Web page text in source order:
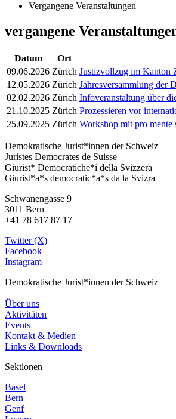
Vergangene Veranstaltungen
vergangene
Datum Ort
09.06.2026 Zürich Justizvollzug im Kanton
12.05.2026 Zürich Jahresversammlung der
02.02.2026 Zürich Infoveranstaltung über
21.10.2025 Zürich Prozessieren vor
25.09.2025 Zürich Workshop mit pro mente
Demokratische Jurist*innen der Schweiz
Juristes Democrates de Suisse
Giurist* Democratiche*i della Svizzera
Giurist*a*s democratic*a*s da la Svizra
Schwanengasse 9
3011 Bern
+41 78 617 87 17
Twitter (X)
Facebook
Instagram
Demokratische Jurist*innen der Schweiz
Über uns
Aktivitäten
Events
Kontakt & Medien
Links & Downloads
Sektionen
Basel
Bern
Genf